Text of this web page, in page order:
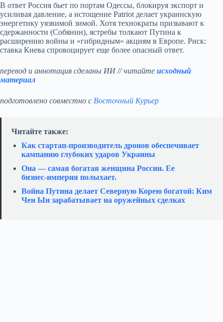
В ответ Россия бьет по портам Одессы, блокируя экспорт и
усиливая давление, а истощение Patriot делает украинскую
энергетику уязвимой зимой. Хотя технократы призывают к
сдержанности (Собянин), ястребы толкают Путина к
расширению войны и «гибридным» акциям в Европе. Риск:
ставка Киева спровоцирует еще более опасный ответ.
перевод и аннотация сделаны ИИ // читайте исходный
материал
подготовлено совместно с Восточный Курьер
Читайте также:
Как стартап‑производитель дронов обеспечивает
кампанию глубоких ударов Украины
Она — самая богатая женщина России. Ее
бизнес‑империя полыхает.
Война Путина делает Северную Корею богатой: Ким
Чен Ын зарабатывает на оружейных сделках